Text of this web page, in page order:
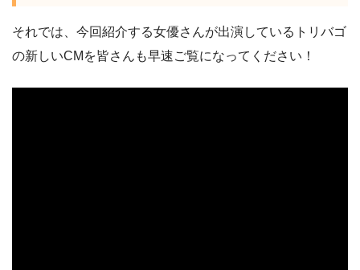
それでは、今回紹介する女優さんが出演しているトリバゴ
の新しいCMを皆さんも早速ご覧になってください！